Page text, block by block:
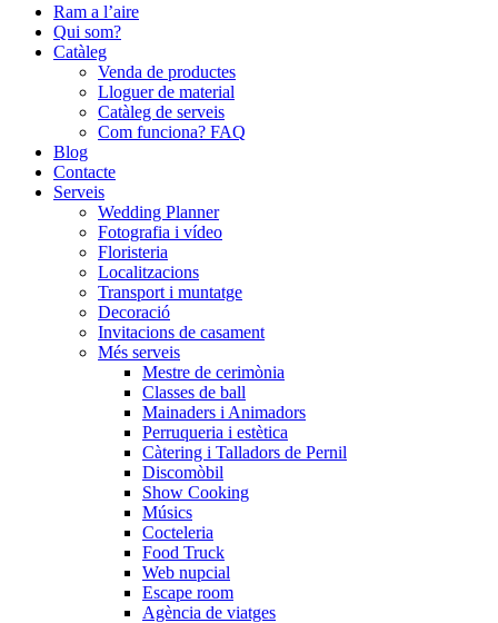
Ram a l’aire
Qui som?
Catàleg
Venda de productes
Lloguer de material
Catàleg de serveis
Com funciona? FAQ
Blog
Contacte
Serveis
Wedding Planner
Fotografia i vídeo
Floristeria
Localitzacions
Transport i muntatge
Decoració
Invitacions de casament
Més serveis
Mestre de cerimònia
Classes de ball
Mainaders i Animadors
Perruqueria i estètica
Càtering i Talladors de Pernil
Discomòbil
Show Cooking
Músics
Cocteleria
Food Truck
Web nupcial
Escape room
Agència de viatges